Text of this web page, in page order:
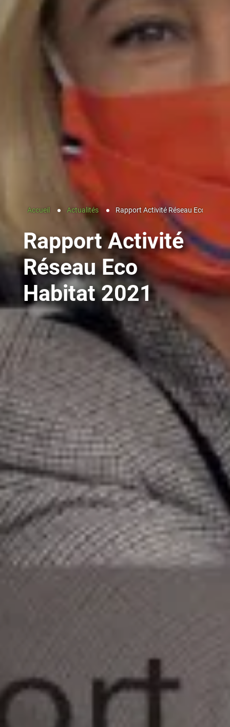
Accueil Actualités Rapport Activité Réseau Eco
Rapport Activité
Réseau Eco
Habitat 2021